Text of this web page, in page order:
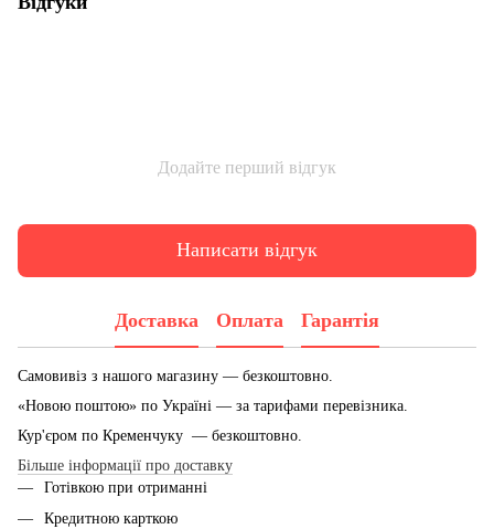
Додайте перший відгук
Написати відгук
Доставка Оплата Гарантія
Самовивіз з нашого магазину — безкоштовно.
«Новою поштою» по Україні — за тарифами перевізника.
Кур'єром по Кременчуку — безкоштовно.
Більше інформації про доставку
Готівкою при отриманні
Кредитною карткою